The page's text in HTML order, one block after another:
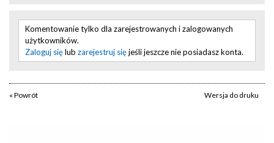
Komentowanie tylko dla zarejestrowanych i zalogowanych
użytkowników.
Zaloguj sięlub zarejestruj sięjeśli jeszcze nie posiadasz konta.
« Powrót Wersja do druku